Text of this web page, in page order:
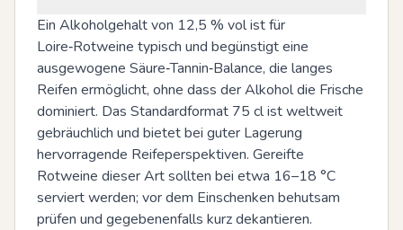
Ein Alkoholgehalt von 12,5 % vol ist für
Loire‑Rotweine typisch und begünstigt eine
ausgewogene Säure‑Tannin‑Balance, die langes
Reifen ermöglicht, ohne dass der Alkohol die Frische
dominiert. Das Standardformat 75 cl ist weltweit
gebräuchlich und bietet bei guter Lagerung
hervorragende Reifeperspektiven. Gereifte
Rotweine dieser Art sollten bei etwa 16–18 °C
serviert werden; vor dem Einschenken behutsam
prüfen und gegebenenfalls kurz dekantieren.